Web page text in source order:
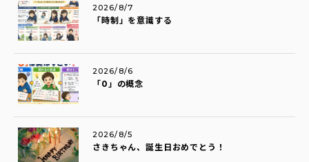
「時制」を意識する
2026/8/7
「0」の概念
2026/8/6
さきちゃん、誕生日おめでとう！
2026/8/5